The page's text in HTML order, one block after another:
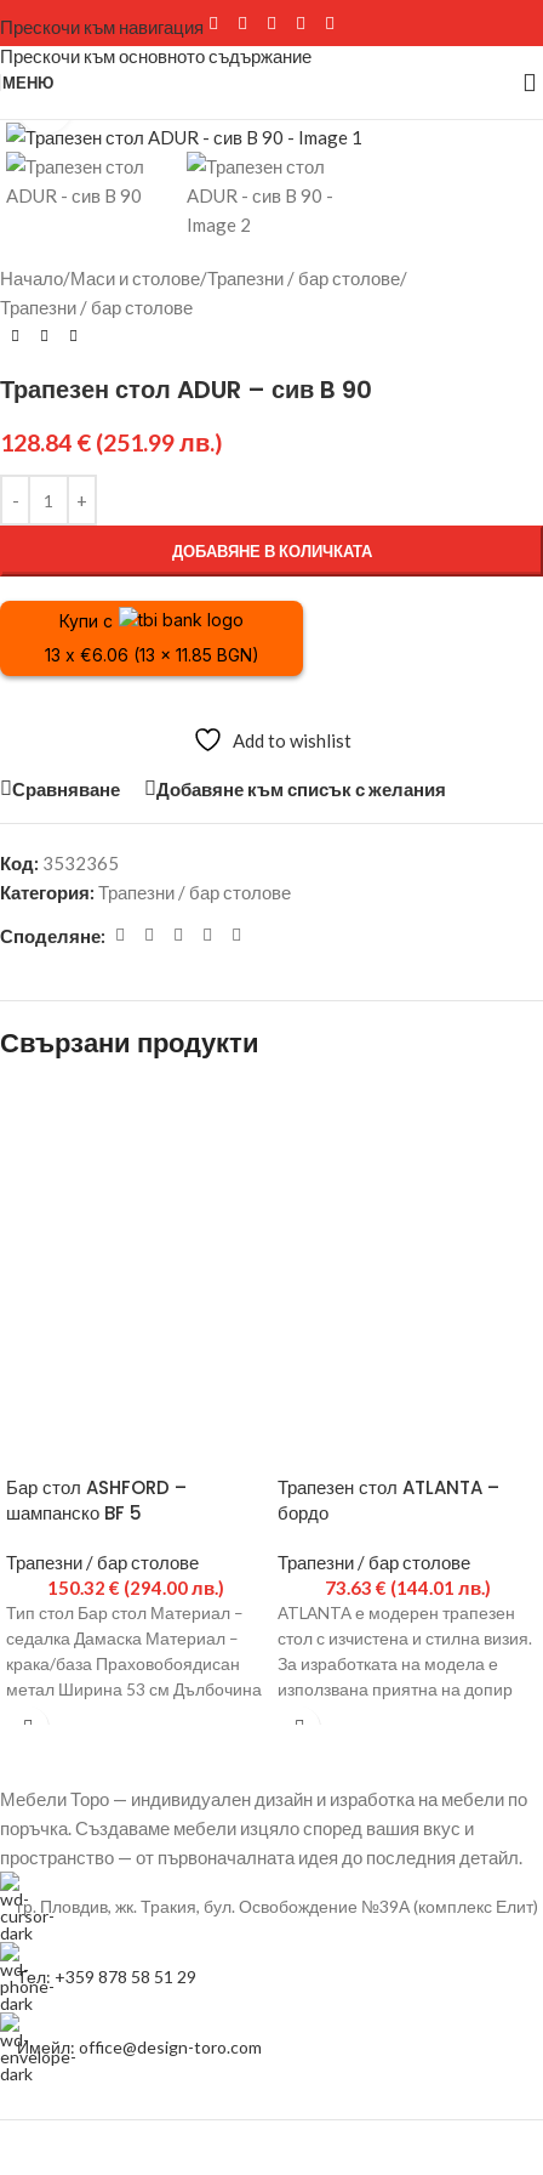
Прескочи към навигация
Прескочи към основното съдържание
МЕНЮ
Начало/Маси и столове/Трапезни / бар столове/
Трапезни / бар столове
Трапезен стол ADUR – сив B 90
128.84 € (251.99 лв.)
ДОБАВЯНЕ В КОЛИЧКАТА
Купи с
13 x €6.06 (13 x 11.85 BGN)
Add to wishlist
Сравняване Добавяне към списък с желания
Код: 3532365
Категория: Трапезни / бар столове
Споделяне:
Свързани продукти
Бар стол ASHFORD –
шампанско BF 5
Трапезни / бар столове
150.32 € (294.00 лв.)
Тип стол Бар стол Материал –
седалка Дамаска Материал –
крака/база Праховобоядисан
метал Ширина 53 см Дълбочина
54 см Височина
Трапезен стол ATLANTA –
бордо
Трапезни / бар столове
73.63 € (144.01 лв.)
ATLANTA е модерен трапезен
стол с изчистена и стилна визия.
За изработката на модела е
използвана приятна на допир
дамаска и
Мебели Торо — индивидуален дизайн и изработка на мебели по
поръчка. Създаваме мебели изцяло според вашия вкус и
пространство — от първоначалната идея до последния детайл.
гр. Пловдив, жк. Тракия, бул. Освобождение №39А (комплекс Елит)
Тел: +359 878 58 51 29
Имейл: office@design-toro.com